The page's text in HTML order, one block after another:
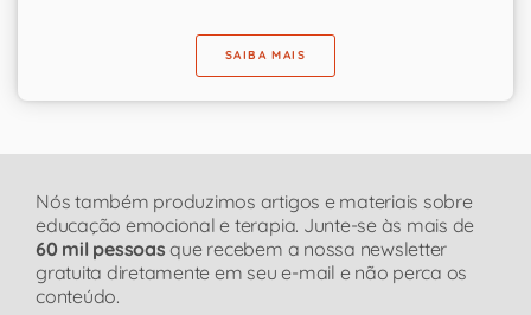
SAIBA MAIS
Nós também produzimos artigos e materiais sobre
educação emocional e terapia. Junte-se às mais de
60 mil pessoas que recebem a nossa newsletter
gratuita diretamente em seu e-mail e não perca os
conteúdo.